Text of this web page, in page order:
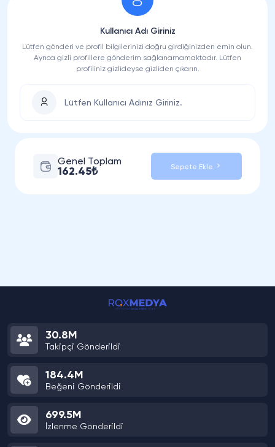
Kullanıcı Adı Giriniz
Lütfen gönderi ve profil bilgilerinizi doğru girdiğinizden emin olun.
Ayrıca gizli profillere gönderim sağlanamamaktadır. Lütfen
profiliniz gizlideyse gizliden çıkarın.
Genel Toplam
162.45₺ Sepete Ekle
30.8M
Takipçi Gönderildi
184.4M
Beğeni Gönderildi
699.5M
İzlenme Gönderildi